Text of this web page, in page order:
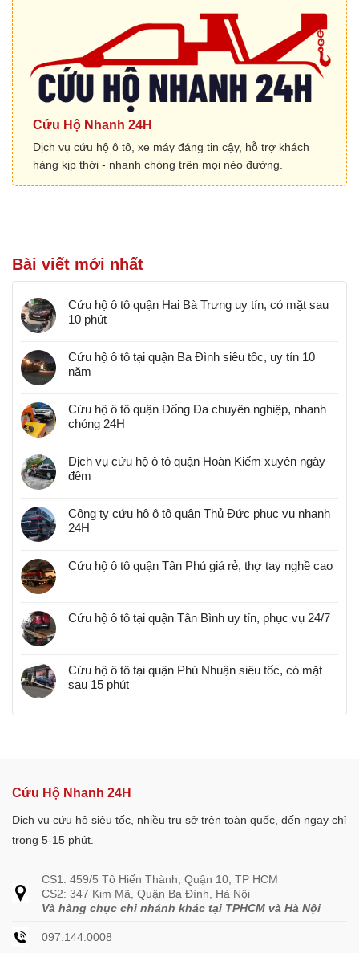
Cứu Hộ Nhanh 24H
Dịch vụ cứu hộ ô tô, xe máy đáng tin cậy, hỗ trợ khách
hàng kịp thời - nhanh chóng trên mọi nẻo đường.
Bài viết mới nhất
Cứu hộ ô tô quận Hai Bà Trưng uy tín, có mặt sau
10 phút
Cứu hộ ô tô tại quận Ba Đình siêu tốc, uy tín 10
năm
Cứu hộ ô tô quận Đống Đa chuyên nghiệp, nhanh
chóng 24H
Dịch vụ cứu hộ ô tô quận Hoàn Kiếm xuyên ngày
đêm
Công ty cứu hộ ô tô quận Thủ Đức phục vụ nhanh
24H
Cứu hộ ô tô quận Tân Phú giá rẻ, thợ tay nghề cao
Cứu hộ ô tô tại quận Tân Bình uy tín, phục vụ 24/7
Cứu hộ ô tô tại quận Phú Nhuận siêu tốc, có mặt
sau 15 phút
Cứu Hộ Nhanh 24H
Dịch vụ cứu hộ siêu tốc, nhiều trụ sở trên toàn quốc, đến ngay chỉ
trong 5-15 phút.
CS1: 459/5 Tô Hiến Thành, Quận 10, TP HCM
CS2: 347 Kim Mã, Quận Ba Đình, Hà Nội
Và hàng chục chi nhánh khác tại TPHCM và Hà Nội
097.144.0008